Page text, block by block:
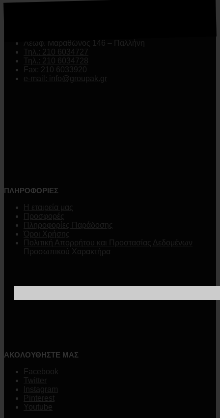
Λεωφ. Μαραθώνος 146 – Παλλήνη
Τηλ.: 210 6034727
Τηλ.: 210 6034728
Fax: 210 6033920
e-mail: info@groupak.gr
ΠΛΗΡΟΦΟΡΙΕΣ
Η εταιρεία μας
Προσφορές
Πληροφορίες Παράδοσης
Όροι Χρήσης
Πολιτική Απορρήτου και Προστασίας Δεδομένων
Προσωπικού Χαρακτήρα
ΑΚΟΛΟΥΘΗΣΤΕ ΜΑΣ
Facebook
Twitter
Instagram
Pinterest
Youtube